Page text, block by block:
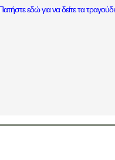
εδώ για να δείτε τα